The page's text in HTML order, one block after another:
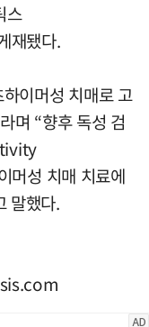
스
재됐다.
이머성 치매로 고
며 “향후 독성 검
성 치매 치료에
말했다.